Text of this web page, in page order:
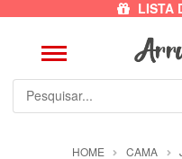
LISTA
HOME CAMA